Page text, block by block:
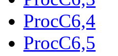
ProcC6,4
ProcC6,5